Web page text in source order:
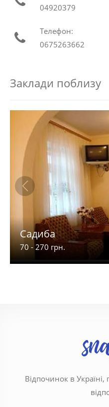
04920379
Телефон:
0675263662
Заклади поблизу
Садиба
70 - 270 грн.
Відпочинок в